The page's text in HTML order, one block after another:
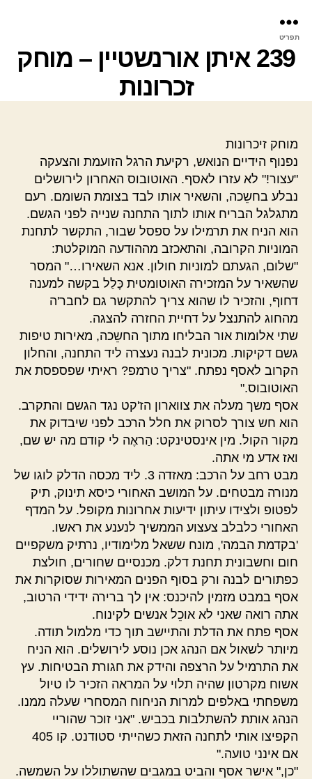
תפריט
239 איתן אורנשטיין – מוחק
זכרונות
מוחק זיכרונות
נפנוף הידיים הנואש, רקיעת הרגל הזועמת והצעקה
"עצור!" לא עזרו לאסף. האוטובוס האחרון לירושלים
נבלע בחשֵכה, והשאיר אותו לבד בצומת השומם. רעם
מתגלגל הבריח אותו לתוך התחנה שנייה לפני הגשם.
הוא הניח את תרמילו על ספסל שבור, התקשר לתחנת
המוניות הקרובה, והתאכזב מההודעה המוקלטת:
"שלום, הגעתם למוניות חולון. אנא השאירו…" המסר
שהשאיר על המזכירה האוטומטית כָּלַל בקשה למענה
דחוף, והזכיר לו שהוא צריך להתקשר גם לחבר'ה
מהחוג להתנצל על דחיית החזרה להצגה.
שתי אלומות אור הבליחו מתוך החשֵכה, מאירות טיפות
גשם דקיקות. מכונית לבנה נעצרה ליד התחנה, והחלון
הקרוב לאסף נפתח. "צריך טרמפ? ראיתי שפספסת את
האוטובוס."
אסף משך מעלה את צווארון הז'קט נגד הגשם והתקרב.
הוא חש צורך לסרוק את חלל הרכב לפני שיבדוק את
מקור הקול. מין אינסטינקט: הַראֶה לי קודם מה יש שם,
ואז אדע מי אתה.
מבט רחב על הרכב: מאזדה 3. ליד מכסה הדלק לוגו של
מנורה מבטחים. על המושב האחורי כיסא תינוק, תיק
לפטופ ולצידו עיתון ידיעות אחרונות מקופל. על המדף
האחורי כלבלב צעצוע הממשיך לנענע את ראשו.
'בקדמת הבמה', מונח ששאל מלימודיו, נרתיק משקפיים
חום וחשבונית תחנת דלק. מכנסיים שחורים, חולצת
כפתורים לבנה ורק בסוף הפנים המאירות שסוקרות את
אסף במבט מזמין להיכנס: אין לך ברירה ידידי הרטוב,
אתה רואה שאני לא אוכֵל אנשים לקינוח.
אסף פתח את הדלת והתיישב תוך כדי מלמול תודה.
מיותר לשאול אם הנהג אכן נוסע לירושלים. הוא הניח
את התרמיל על הרצפה והידק את חגורת הבטיחות. עץ
אשוח מקרטון שהיה תלוי על המראה הזכיר לו טיול
משפחתי באלפים למרות הניחוח המסחרי שעלה ממנו.
הנהג אותת להשתלבות בכביש. "אני זוכר שהוריי
הקפיצו אותי לתחנה הזאת כשהייתי סטודנט. קו 405
אם אינני טועה."
"כן," אישר אסף והביט במגבים שהשתוללו על השמשה.